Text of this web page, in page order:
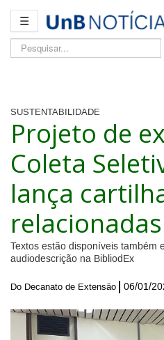
☰
Pesquisar...
SUSTENTABILIDADE
Projeto de
Coleta
lança
Textos estão disponíveis também
audiodescrição na BibliodEx
Do Decanato de Extensão 06/01/